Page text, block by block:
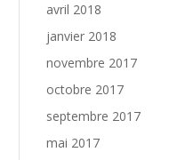
avril 2018
janvier 2018
novembre 2017
octobre 2017
septembre 2017
mai 2017